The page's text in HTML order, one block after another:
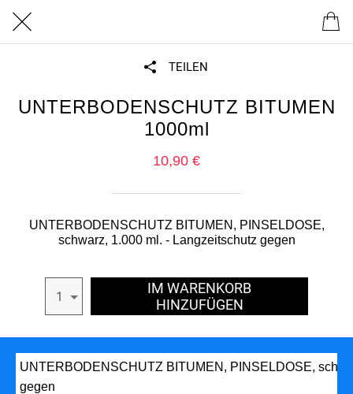
TEILEN
UNTERBODENSCHUTZ BITUMEN
1000ml
10,90 €
UNTERBODENSCHUTZ BITUMEN, PINSELDOSE,
schwarz, 1.000 ml. - Langzeitschutz gegen
1
IM WARENKORB
HINZUFÜGEN
UNTERBODENSCHUTZ BITUMEN, PINSELDOSE,
gegen